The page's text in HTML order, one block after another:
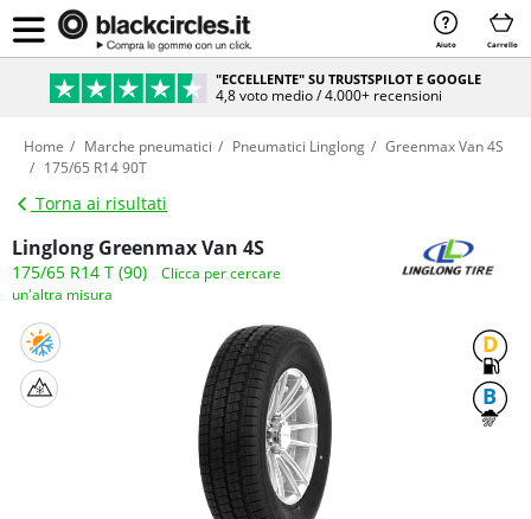
Aiuto Carrello
"ECCELLENTE" SU TRUSTSPILOT E GOOGLE
4,8 voto medio / 4.000+ recensioni
Home Marche pneumatici Pneumatici Linglong
Greenmax Van 4S
175/65 R14 90T
Torna ai risultati
Linglong Greenmax Van 4S
175/65 R14 T (90)
Clicca per cercare
un'altra misura
D
B